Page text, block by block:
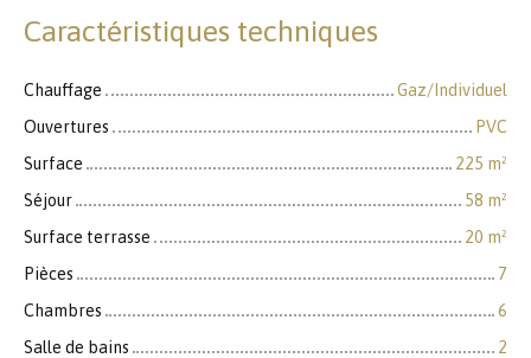
Caractéristiques techniques
Chauffage
Gaz/Individuel
Ouvertures
PVC
Surface
225 m²
Séjour
58 m²
Surface terrasse
20 m²
Pièces
7
Chambres
6
Salle de bains
2